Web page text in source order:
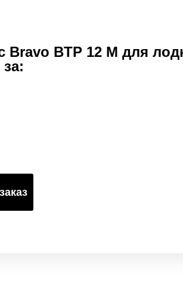
Bravo BTP 12 M для